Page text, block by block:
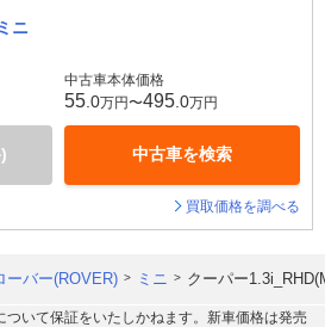
ニ
中古車本体価格
55 .0万円〜495 .0万円
中古車を検索
買取価格を調べる
ーバー(ROVER) ミニ クーパー
いて保証をいたしかねます。新車価格は発売